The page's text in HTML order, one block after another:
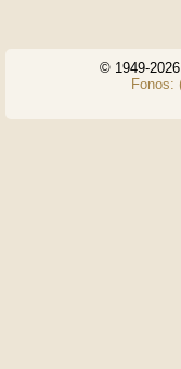
© 1949-
Fonos: